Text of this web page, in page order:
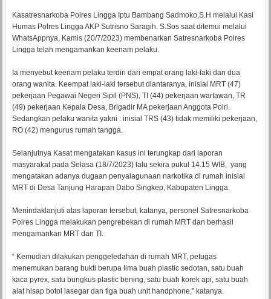
Kasatresnarkoba Polres Lingga Iptu Bambang Sadmoko,S.H melalui Kasi
Humas Polres Lingga AKP Sutrisno Saragih. S.Sos saat ditemui melalui
WhatsAppnya, Kamis (20/7/2023) membenarkan Satresnarkoba Polres
Lingga telah mengamankan keenam pelaku.
Ia menyebut keenam pelaku terdiri dari empat orang laki-laki dan dua
orang wanita. Keempat laki-laki tersebut diantaranya, inisial MRT (47)
pekerjaan Pegawai Negeri Sipil (PNS), TI (44) pekerjaan wartawan, TR
(49) pekerjaan Kepala Desa, Brigadir MA pekerjaan Anggota Polri.
Sedangkan pelaku wanita yakni : inisial TRS (43) tidak memiliki pekerjaan,
RO (42) mengurus rumah tangga.
Selanjutnya Kasat mengatakan kasus ini terungkap dari laporan
masyarakat pada Selasa (18/7/2023) lalu sekira pukul 14.15 WIB, yang
mengatakan adanya dugaan penyalagunaan narkotika di rumah inisial
MRT di Desa Tanjung Harapan Dabo Singkep, Kabupaten Lingga.
Menindaklanjuti atas laporan tersebut, katanya, personel Satresnarkoba
Polres Lingga melakukan pengrebekan di rumah MRT dan berhasil
mengamankan MRT dan TI.
“ Kemudian dilakukan penggeledahan di rumah MRT, petugas
menemukan barang bukti berupa lima buah plastic sedotan, satu buah
kaca pyrex, satu bungkus plastic bening, satu buah korek api, satu buah
alat hisap botol lasegar dan tiga buah unit handphone,” katanya.